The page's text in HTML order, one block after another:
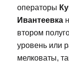
операторы
Ивантеевка
втором
уровень или
мелковаты,